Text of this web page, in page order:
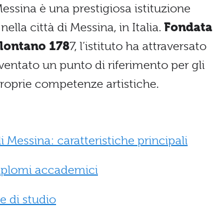
è una prestigiosa istituzione
città di Messina, in Italia. Fondata
1787, l’istituto ha attraversato
un punto di riferimento per gli
competenze artistiche.
Messina: caratteristiche principali
accademici
di studio